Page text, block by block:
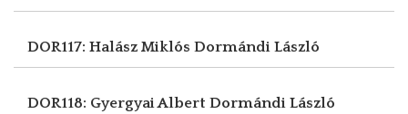
DOR117: Halász Miklós Dormándi László
DOR118: Gyergyai Albert Dormándi László